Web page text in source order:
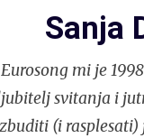
Sanja
mi je
svitanja i
(i